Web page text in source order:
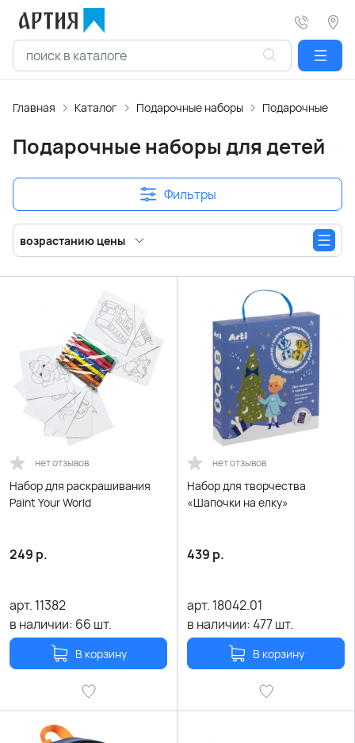
Главная Каталог Подарочные наборы Подарочные
Подарочные наборы для детей
Фильтры
возрастанию цены
нет отзывов
Набор для раскрашивания
Paint Your World
249 р.
арт. 11382
в наличии: 66 шт.
В корзину
нет отзывов
Набор для творчества
«Шапочки на елку»
439 р.
арт. 18042.01
в наличии:477шт.
В корзину